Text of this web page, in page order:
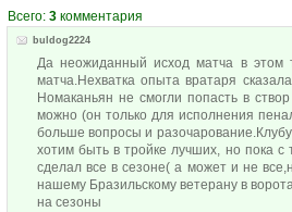
Всего: 3 комментария
buldog2224
Да неожиданный исход матча в
матча.Нехватка опыта вратаря
Номаканьян не смогли попасть в
можно (он только для исполнения
больше вопросы и
хотим быть в тройке лучших, но пока
сделал все в сезоне( а может и не
нашему Бразильскому ветерану в
на сезоны